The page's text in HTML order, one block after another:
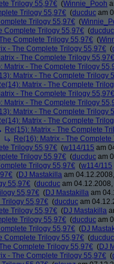
Trilogy 55,97€ (Winnie_Pooh
Trilogy 55,97€ (ducduc am
Trilogy 55,97€ (
Complete Trilogy 55,97€ (ducduc
Complete Trilogy 55,97€ (
- The Complete Trilogy 55,97€ (
- The Complete Trilogy
Matrix - The Complete Trilogy
Matrix - The Complete Trilogy
Matrix - The Complete
- The Complete Trilogy
Matrix - The Complete Trilogy
Matrix - The Complete Trilogy
Matrix - The Complete
Re(15): Matrix - The Complete
Re(16): Matrix - The
Trilogy 55,97€ (w114/115 am
Trilogy 55,97€ (ducduc am
Trilogy 55,97€ (w114/115
(DJ Mastakilla am
55,97€ (ducduc am
55,97€ (DJ Mastakilla am
Trilogy 55,97€ (ducduc am
Trilogy 55,97€ (DJ Mastakilla
Trilogy 55,97€ (ducduc am
Trilogy 55,97€ (DJ
Complete Trilogy 55,97€ (ducduc
Complete Trilogy 55,97€ (DJ
- The Complete Trilogy 55,97€ (